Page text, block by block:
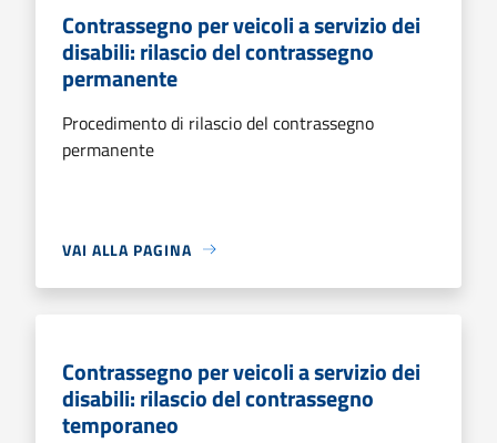
Contrassegno per veicoli a servizio dei
disabili: rilascio del contrassegno
permanente
Procedimento di rilascio del contrassegno
permanente
VAI ALLA PAGINA
Contrassegno per veicoli a servizio dei
disabili: rilascio del contrassegno
temporaneo